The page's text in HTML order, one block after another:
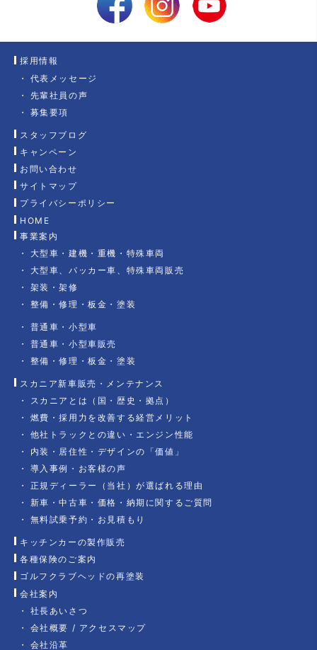
HOME
事業案内
大型車・建機・重機・特殊車両
大型車、パッカー車、特殊車両販売
架装・架修
整備・修理・板金・塗装
普通車・小型車
普通車・小型車販売
整備・修理・板金・塗装
スカニア新車販売・メンテナンス
スカニアとは（国・歴史・拠点）
燃費・採用力を改善する経営メリット
他社トラックとの違い・エンジン性能
内装・居住性・デザインの「価値」
導入事例・お客様の声
正規ディーラー（当社）が選ばれる理由
新車・中古車・価格・納期に関するご質問
無料試乗予約・お見積もり
キッチンカーの製作販売
各種保険のご案内
ゴルフクラブヘッドの再塗装
会社案内
社長あいさつ
会社概要 / アクセスマップ
会社沿革
採用情報
代表メッセージ
先輩社員の声
募集要項
スタッフブログ
キャンペーン
お問い合わせ
サイトマップ
プライバシーポリシー